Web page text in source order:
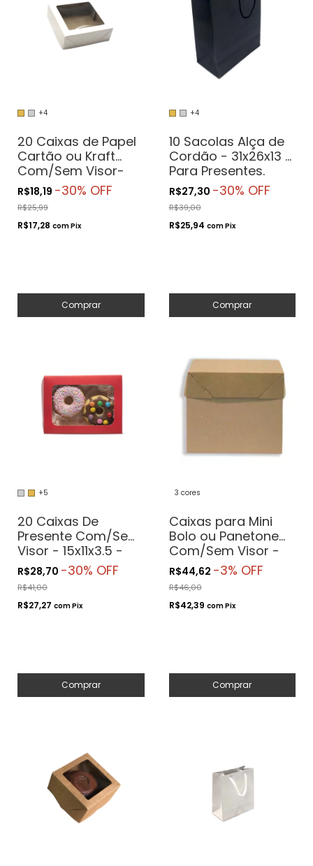
+4
20 Caixas de Papel
Cartão ou Kraft
Com/Sem Visor-
12x12x4 - Para
Presentes.
Cosméticos ou
Artesanatos
R$18,19 -30% OFF
R$25,99
R$17,28 comPix
Comprar
+4
10 Sacolas Alça de
Cordão - 31x26x13 -
Para Presentes.
Cosméticos ou
Artesanatos
R$27,30 -30% OFF
R$39,00
R$25,94 comPix
Comprar
+5
20 Caixas De
Presente Com/Sem
Visor - 15x11x3.5 -
Retangulares
R$28,70 -30% OFF
R$41,00
R$27,27 comPix
Comprar
3 cores
Caixas para Mini
Bolo ou Panetone
Com/Sem Visor -
20x20x15 - Pratos
de até 19cm
R$44,62 -3% OFF
R$46,00
R$42,39 comPix
Comprar